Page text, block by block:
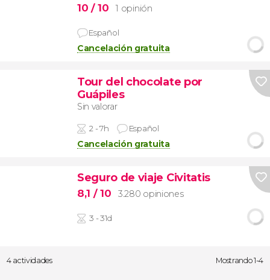
10 / 10 1 opinión
Español
Cancelación gratuita
Tour del chocolate por
Guápiles
Sin valorar
2 - 7h Español
Cancelación gratuita
Seguro de viaje Civitatis
8,1 / 10 3.280 opiniones
3 - 31d
4 actividades Mostrando 1-4